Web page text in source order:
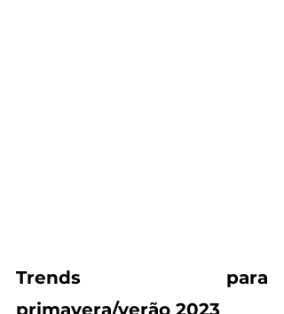
Trends para
primavera/verão 2023